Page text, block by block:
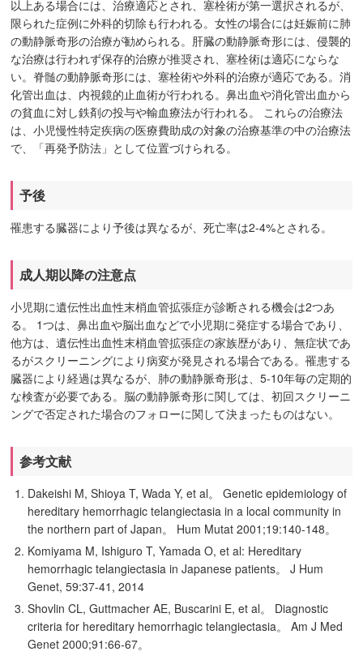
以上ある場合には、治療適応とされ、塞栓術が第一選択されるが、
限られた症例に外科的切除も行われる。女性の場合には妊娠前に肺
の動静脈奇形の治療が勧められる。肝臓の動静脈奇形には、侵襲的
な治療は行われず保存的治療が推奨され、塞栓術は適応にならな
い。脊髄の動静脈奇形には、塞栓術や外科的治療が適応である。消
化管出血は、内視鏡的止血術が行われる。鼻出血や消化管出血から
の貧血に対し鉄剤の投与や輸血療法が行われる。 これらの治療法
は、小児慢性特定疾病の医療費助成の対象の治療基準の中の治療法
で、「再発予防法」として位置づけられる。
予後
罹患する臓器により予後は異なるが、死亡率は2-4%とされる。
成人期以降の注意点
小児期に遺伝性出血性末梢血管拡張症が診断される機会は2つあ
る。 1つは、鼻出血や脳出血などで小児期に発症する場合であり、
他方は、遺伝性出血性末梢血管拡張症の家族歴があり、無症状であ
るがスクリーニングにより病変が発見される場合である。罹患する
臓器により経過は異なるが、肺の動静脈奇形は、5-10年毎の定期的
な検査が必要である。脳の動静脈奇形に関しては、初回スクリーニ
ングで否定された場合のフォローに関して決まったものはない。
参考文献
Dakeishi M, Shioya T, Wada Y, et al。 Genetic epidemiology of
hereditary hemorrhagic telangiectasia in a local community in
the northern part of Japan。 Hum Mutat 2001;19:140-148。
Komiyama M, Ishiguro T, Yamada O, et al: Hereditary
hemorrhagic telangiectasia in Japanese patients。 J Hum
Genet, 59:37-41, 2014
Shovlin CL, Guttmacher AE, Buscarini E, et al。 Diagnostic
criteria for hereditary hemorrhagic telangiectasia。 Am J Med
Genet 2000;91:66-67。